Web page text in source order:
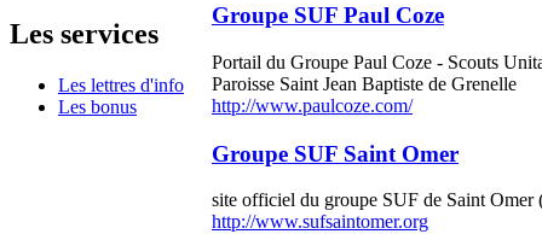
Les services
Les lettres d'info
Les bonus
Groupe SUF Paul Coze
Portail du Groupe Paul Coze - Scouts
Paroisse Saint Jean Baptiste de Grenelle
http://www.paulcoze.com/
Groupe SUF Saint Omer
site officiel du groupe SUF de Saint Omer
http://www.sufsaintomer.org